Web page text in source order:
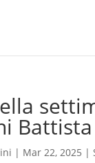
Battista
| Mar 22, 2025 |